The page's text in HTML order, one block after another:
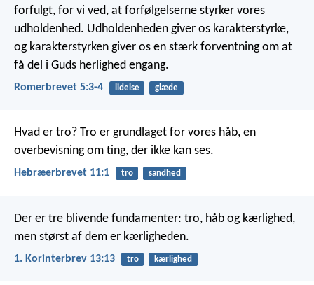
forfulgt, for vi ved, at forfølgelserne styrker vores
udholdenhed. Udholdenheden giver os karakterstyrke,
og karakterstyrken giver os en stærk forventning om at
få del i Guds herlighed engang.
Romerbrevet 5:3-4 lidelse glæde
Hvad er tro? Tro er grundlaget for vores håb, en
overbevisning om ting, der ikke kan ses.
Hebræerbrevet 11:1 tro sandhed
Der er tre blivende fundamenter: tro, håb og kærlighed,
men størst af dem er kærligheden.
1. Korinterbrev 13:13 tro kærlighed